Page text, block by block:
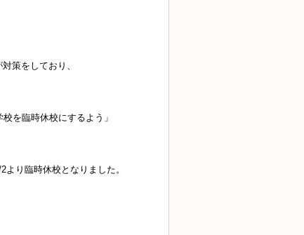
策をしており、
を臨時休校にするよう」
り臨時休校となりました。